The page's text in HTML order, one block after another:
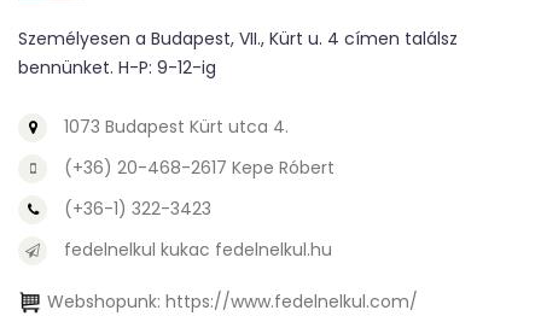
Személyesen a Budapest, VII., Kürt u. 4 címen találsz
bennünket. H-P: 9-12-ig
1073 Budapest Kürt utca 4.
(+36) 20-468-2617 Kepe Róbert
(+36-1) 322-3423
fedelnelkul kukac fedelnelkul.hu
Webshopunk: https://www.fedelnelkul.com/